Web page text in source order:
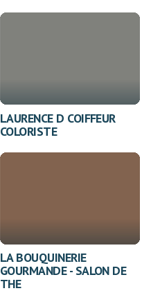
LAURENCE D COIFFEUR
COLORISTE
LA BOUQUINERIE
GOURMANDE - SALON DE
THE